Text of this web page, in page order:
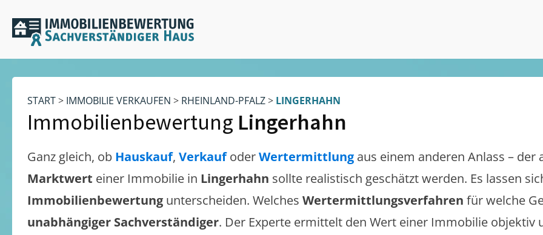
START> IMMOBILIE VERKAUFEN > RHEINLAND-PFALZ> LINGERHAHN
Immobilienbewertung Lingerhahn
Ganz gleich, ob Hauskauf, VerkaufoderWertermittlung aus einem anderen Anlass – der
Marktwert einer Immobilie in Lingerhahn sollte realistisch geschätzt werden. Es lassen
Immobilienbewertung unterscheiden. Welches Wertermittlungsverfahren für welche
unabhängiger Sachverständiger. Der Experte ermittelt den Wert einer Immobilie objektiv